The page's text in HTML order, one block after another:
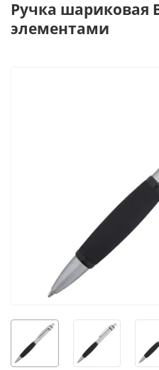
Ручка шариковая
элементами